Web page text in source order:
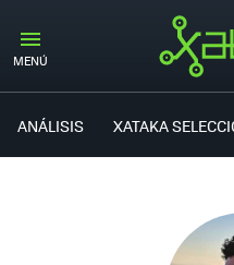
MENÚ
ANÁLISIS XATAKA